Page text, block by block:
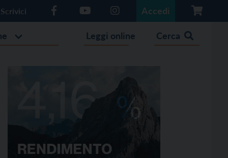
Scrivici Accedi
Leggi online Cerca